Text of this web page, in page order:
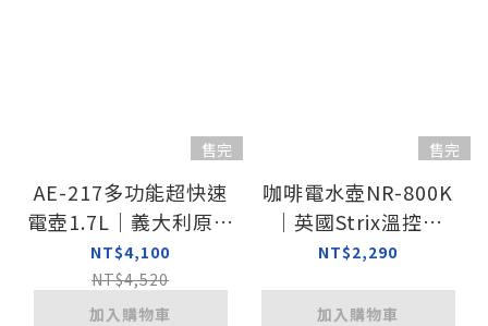
售完
AE-217多功能超快速
電壺1.7L｜義大利原裝
進口 英國Strix溫控器
NT$4,100
NT$4,520
加入購物車
售完
咖啡電水壺NR-800K
｜英國Strix溫控器
304不鏽鋼
NT$2,290
加入購物車